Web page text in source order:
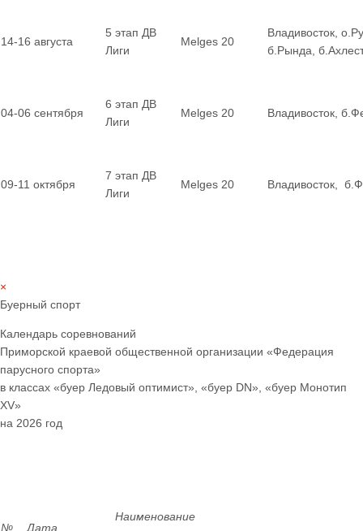
14-16 августа
5 этап ДВ
Лиги
Melges 20
Владивосток,
б.Рында,
04-06 сентября
6 этап ДВ
Лиги
Melges 20 Владивосток,
09-11 октября
7 этап ДВ
Лиги
Melges 20 Владивосток,
×
Буерный спорт
Календарь соревнований
Приморской краевой общественной организации «Федерация
парусного спорта»
в классах «буер Ледовый оптимист», «буер DN», «буер Монотип
XV»
на 2026 год
№
Дата
Наименование